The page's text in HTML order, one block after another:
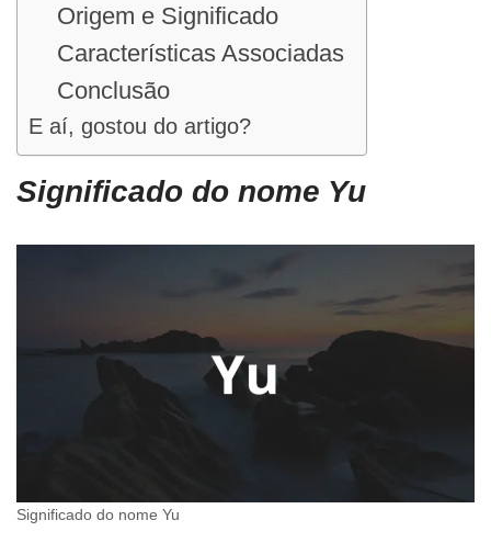
Origem e Significado
Características Associadas
Conclusão
E aí, gostou do artigo?
Significado do nome Yu
Significado do nome Yu